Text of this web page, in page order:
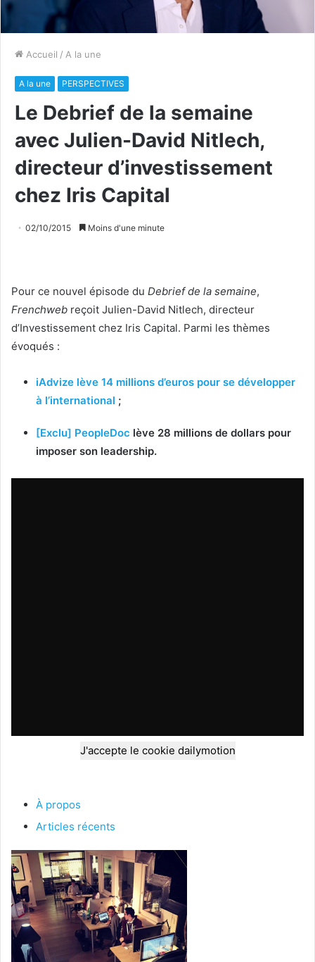
Accueil / A la une
A la une PERSPECTIVES
Le Debrief de la semaine
avec Julien-David Nitlech,
directeur d’investissement
chez Iris Capital
02/10/2015 Moins d'une minute
Pour ce nouvel épisode du Debrief de la semaine,
Frenchweb reçoit Julien-David Nitlech, directeur
d’Investissement chez Iris Capital. Parmi les thèmes
évoqués :
iAdvize lève 14 millions d’euros pour se développer
à l’international ;
[Exclu] PeopleDoc lève 28 millions de dollars pour
imposer son leadership.
J'accepte le cookie dailymotion
À propos
Articles récents